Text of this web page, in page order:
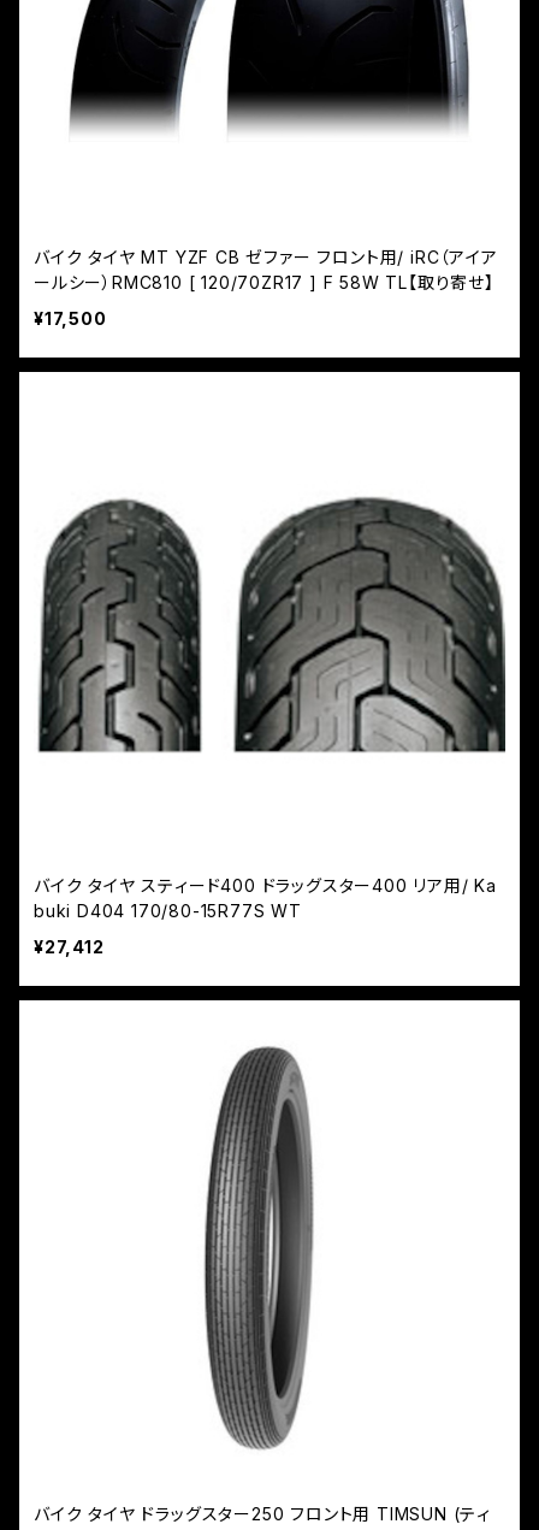
バイク タイヤ MT YZF CB ゼファー フロント用/ iRC（アイア
ールシー）RMC810 [ 120/70ZR17 ] F 58W TL【取り寄せ】
¥17,500
バイク タイヤ スティード400 ドラッグスター400 リア用/ Ka
buki D404 170/80-15R77S WT
¥27,412
バイク タイヤ ドラッグスター250 フロント用 TIMSUN (ティ